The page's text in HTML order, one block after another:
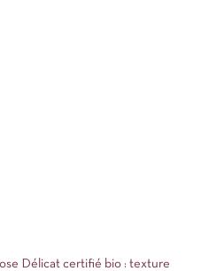
Délicat certifié bio : texture